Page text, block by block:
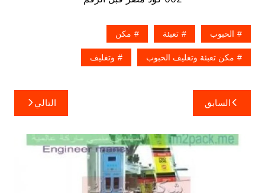
الحبوب تعبئة مكن
مكن تعبئة وتغليف الحبوب وتغليف
تصفّح
المقالات
السابق التالي